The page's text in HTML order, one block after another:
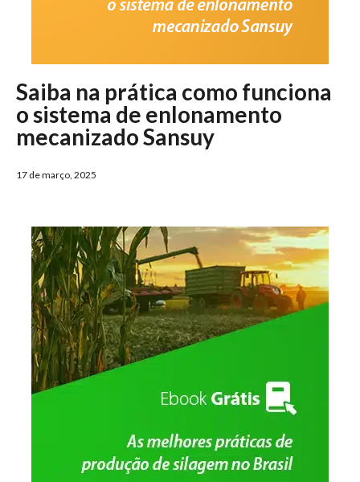
Saiba na prática como funciona
o sistema de enlonamento
mecanizado Sansuy
17 de março, 2025